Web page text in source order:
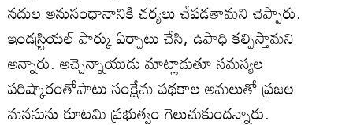
నదుల అనుసంధానానికి చర్యలు చేపడతామని చెప్పారు.
ఇండస్ర్టియల్‌ పార్కు ఏర్పాటు చేసి, ఉపాధి కల్పిస్తామని
అన్నారు. అచ్చెన్నాయుడు మాట్లాడుతూ సమస్యల
పరిష్కారంతోపాటు సంక్షేమ పథకాల అమలుతో ప్రజల
మనసును కూటమి ప్రభుత్వం గెలుచుకుందన్నారు.